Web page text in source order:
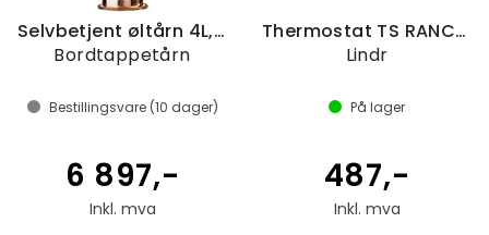
Selvbetjent øltårn 4L, kobber
Bordtappetårn
Bestillingsvare (10 dager)
6 897,-
Inkl. mva
Thermostat TS RANCO S20026-K50B
Lindr
På lager
487,-
Inkl. mva